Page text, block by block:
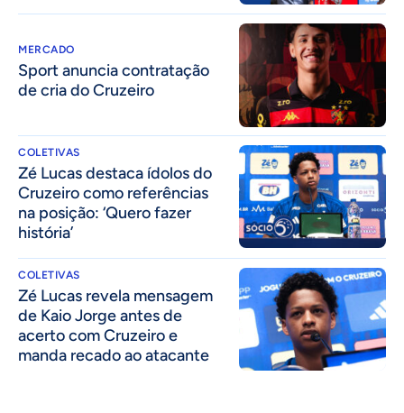
MERCADO
Sport anuncia contratação
de cria do Cruzeiro
COLETIVAS
Zé Lucas destaca ídolos do
Cruzeiro como referências
na posição: ‘Quero fazer
história’
COLETIVAS
Zé Lucas revela mensagem
de Kaio Jorge antes de
acerto com Cruzeiro e
manda recado ao atacante